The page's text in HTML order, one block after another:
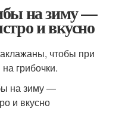
на зиму —
и вкусно
чтобы при
грибочки.